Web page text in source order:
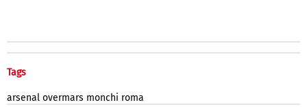
Tags
arsenal overmars monchi roma